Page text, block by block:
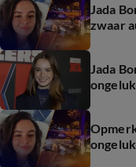
Jada
zwaar
Jada
ongeluk